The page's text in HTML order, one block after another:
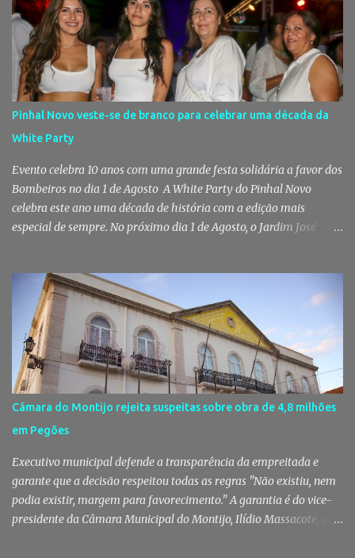
Setúbal. Droga, arma branca e dinheiro apreendidos pela GNR Um
jovem de 16 anos foi detido na segunda-feira, 28 de Julho, por
suspeitas da prática do crime de tráfico de estupefacientes, na
localidade de Pinhal Novo. A detenção foi efetuada pelo Comando
Territorial de Setúbal da GNR, através do Posto Territorial de
Pinhal Novo, no âmbito de uma operação de fiscalização
especialmente direcionada para o combate ao consumo e tráfico
de droga. Segundo a GNR, "os militares da Guarda identificaram
vários indivíduos" durante a ação policial realizada em Pi...
Pinhal Novo veste-se de branco para celebrar uma década da
White Party
Evento celebra 10 anos com uma grande festa solidária a favor dos
Bombeiros no dia 1 de Agosto A White Party do Pinhal Novo
celebra este ano uma década de história com a edição mais
especial de sempre. No próximo dia 1 de Agosto, o Jardim José
que parte das receitas reverterá para a Associação Humanitária
dos Bombeiros Voluntários do Pinhal Novo, reforçando o espírito
comunitário que sempre distinguiu este evento. O branco é a cor
essencial da festa de 1 de Agosto no Pinhal Novo 10 anos depois da
primeira edição, a White Party continua a ser muito mais do que
uma pista de dança ao ar livre. É um ponto de encontro entre
gerações, um momento de reencontro entre amigos e famílias,
mas também o reflexo daquilo que distingue o Pinhal Novo: a
capacidade de transformar uma ideia simples numa tradição que
mobiliza milhares de pessoas. Todos os anos, quando ch...
Câmara do Montijo rejeita suspeitas sobre obra de 4,8 milhões
em Pegões
Executivo municipal defende a transparência da empreitada e
garante que a decisão respeitou todas as regras "Não existiu, nem
podia existir, margem para favorecimento." A garantia é do vice-
presidente da Câmara Municipal do Montijo, Ilídio Massacote, que